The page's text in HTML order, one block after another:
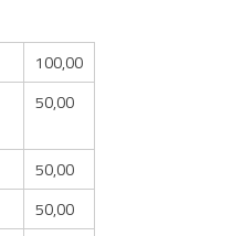
100,00
50,00
50,00
50,00